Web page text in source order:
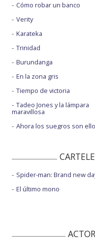
Cómo robar un banco
Verity
Karateka
Trinidad
Burundanga
En la zona gris
Tiempo de victoria
Tadeo Jones y la lámpara
maravillosa
Ahora los suegros son
Spider-man: Brand new
El último mono